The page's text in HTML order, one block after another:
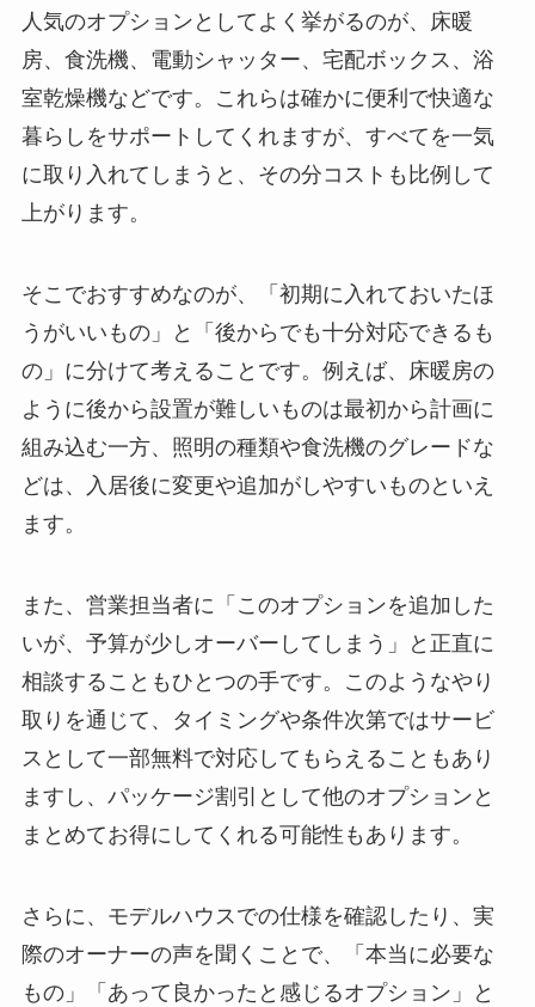
人気のオプションとしてよく挙がるのが、床暖
房、食洗機、電動シャッター、宅配ボックス、浴
室乾燥機などです。これらは確かに便利で快適な
暮らしをサポートしてくれますが、すべてを一気
に取り入れてしまうと、その分コストも比例して
上がります。
そこでおすすめなのが、「初期に入れておいたほ
うがいいもの」と「後からでも十分対応できるも
の」に分けて考えることです。例えば、床暖房の
ように後から設置が難しいものは最初から計画に
組み込む一方、照明の種類や食洗機のグレードな
どは、入居後に変更や追加がしやすいものといえ
ます。
また、営業担当者に「このオプションを追加した
いが、予算が少しオーバーしてしまう」と正直に
相談することもひとつの手です。このようなやり
取りを通じて、タイミングや条件次第ではサービ
スとして一部無料で対応してもらえることもあり
ますし、パッケージ割引として他のオプションと
まとめてお得にしてくれる可能性もあります。
さらに、モデルハウスでの仕様を確認したり、実
際のオーナーの声を聞くことで、「本当に必要な
もの」「あって良かったと感じるオプション」と